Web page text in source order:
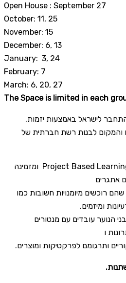
Open House : September 27
October: 11, 25
November: 15
December: 6, 13
January: 3, 24
February: 7
March: 6, 20, 27
The Space is limited in each
לישראל באמצעות יזמות,
והמקום לבנות רשת חברתית של
התוכנית פועלת בגישה של Project Based Learning ומזמינה
אתגרים
רוכשים מיומנויות חשובות כמו
ומיזמים.
הנוער עובדים עם מנטורים
ו
ותרגומם לפרקטיקות ומוצרים.